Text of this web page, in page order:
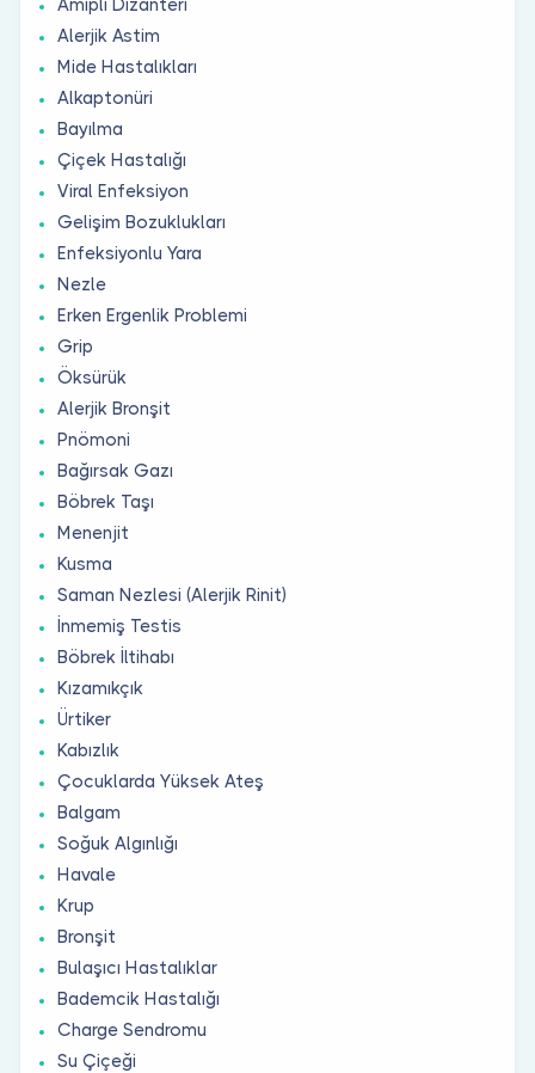
Alerjik Astim
Mide Hastalıkları
Alkaptonüri
Bayılma
Çiçek Hastalığı
Viral Enfeksiyon
Gelişim Bozuklukları
Enfeksiyonlu Yara
Nezle
Erken Ergenlik Problemi
Grip
Öksürük
Alerjik Bronşit
Pnömoni
Bağırsak Gazı
Böbrek Taşı
Menenjit
Kusma
Saman Nezlesi (Alerjik Rinit)
İnmemiş Testis
Böbrek İltihabı
Kızamıkçık
Ürtiker
Kabızlık
Çocuklarda Yüksek Ateş
Balgam
Soğuk Algınlığı
Havale
Krup
Bronşit
Bulaşıcı Hastalıklar
Bademcik Hastalığı
Charge Sendromu
Su Çiçeği